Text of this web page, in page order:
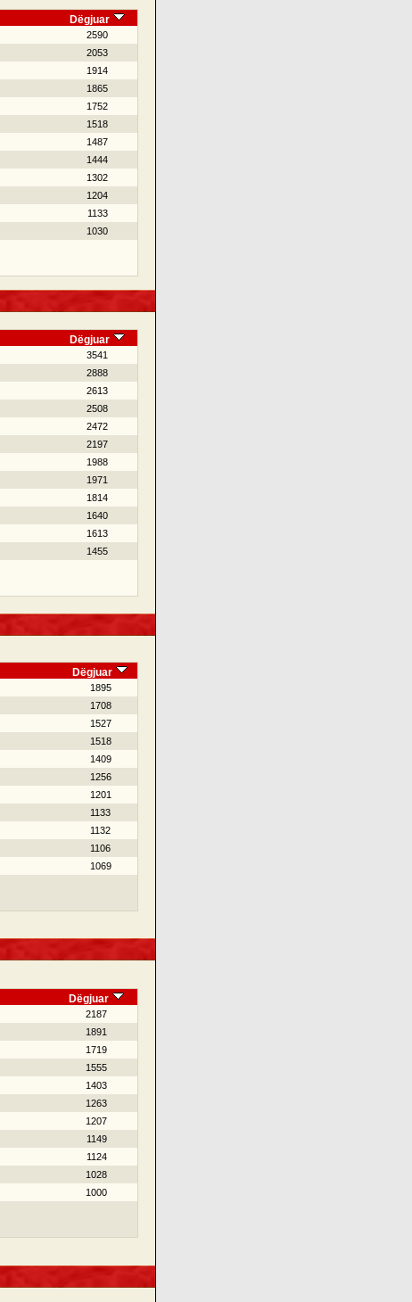
Dëgjuar
2590
2053
1914
1865
1752
1518
1487
1444
1302
1204
1133
1030
Dëgjuar
3541
2888
2613
2508
2472
2197
1988
1971
1814
1640
1613
1455
Dëgjuar
1895
1708
1527
1518
1409
1256
1201
1133
1132
1106
1069
Dëgjuar
2187
1891
1719
1555
1403
1263
1207
1149
1124
1028
1000